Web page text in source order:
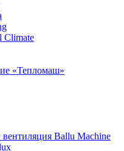
Climate
«Тепломаш»
Ballu Machine